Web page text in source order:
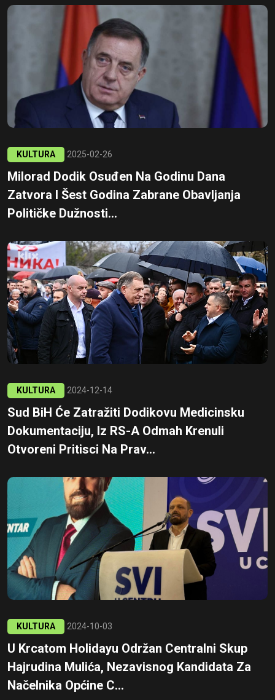
KULTURA 2025-02-26
Milorad Dodik Osuđen Na Godinu Dana
Zatvora I Šest Godina Zabrane Obavljanja
Političke Dužnosti...
KULTURA 2024-12-14
Sud BiH Će Zatražiti Dodikovu Medicinsku
Dokumentaciju, Iz RS-A Odmah Krenuli
Otvoreni Pritisci Na Prav...
KULTURA 2024-10-03
U Krcatom Holidayu Održan Centralni Skup
Hajrudina Mulića, Nezavisnog Kandidata Za
Načelnika Općine C...